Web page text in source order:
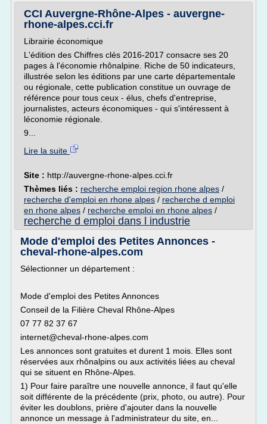
CCI Auvergne-Rhône-Alpes - auvergne-
rhone-alpes.cci.fr
Librairie économique
L'édition des Chiffres clés 2016-2017 consacre ses 20
pages à l'économie rhônalpine. Riche de 50 indicateurs,
illustrée selon les éditions par une carte départementale
ou régionale, cette publication constitue un ouvrage de
référence pour tous ceux - élus, chefs d'entreprise,
journalistes, acteurs économiques - qui s'intéressent à
léconomie régionale.
9...
Lire la suite
Site : http://auvergne-rhone-alpes.cci.fr
Thèmes liés : recherche emploi region rhone alpes /
recherche d'emploi en rhone alpes / recherche d emploi
en rhone alpes / recherche emploi en rhone alpes /
recherche d emploi dans l industrie
Mode d'emploi des Petites Annonces -
cheval-rhone-alpes.com
Sélectionner un département :
Mode d'emploi des Petites Annonces
Conseil de la Filière Cheval Rhône-Alpes
07 77 82 37 67
internet@cheval-rhone-alpes.com
Les annonces sont gratuites et durent 1 mois. Elles sont
réservées aux rhônalpins ou aux activités liées au cheval
qui se situent en Rhône-Alpes.
1) Pour faire paraître une nouvelle annonce, il faut qu'elle
soit différente de la précédente (prix, photo, ou autre). Pour
éviter les doublons, prière d'ajouter dans la nouvelle
annonce un message à l'administrateur du site, en...